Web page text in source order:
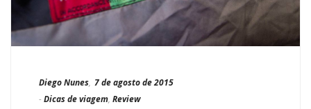
Diego Nunes, 7 de agosto de 2015
- Dicas de viagem, Review